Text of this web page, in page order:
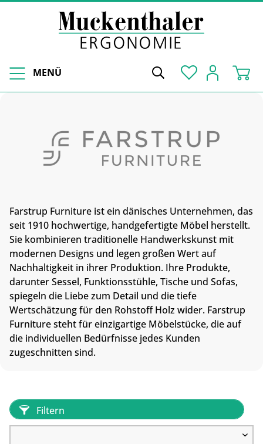
MENÜ
Farstrup Furniture ist ein dänisches Unternehmen, das
seit 1910 hochwertige, handgefertigte Möbel herstellt.
Sie kombinieren traditionelle Handwerkskunst mit
modernen Designs und legen großen Wert auf
Nachhaltigkeit in ihrer Produktion. Ihre Produkte,
darunter Sessel, Funktionsstühle, Tische und Sofas,
spiegeln die Liebe zum Detail und die tiefe
Wertschätzung für den Rohstoff Holz wider. Farstrup
Furniture steht für einzigartige Möbelstücke, die auf
die individuellen Bedürfnisse jedes Kunden
zugeschnitten sind.
Filtern